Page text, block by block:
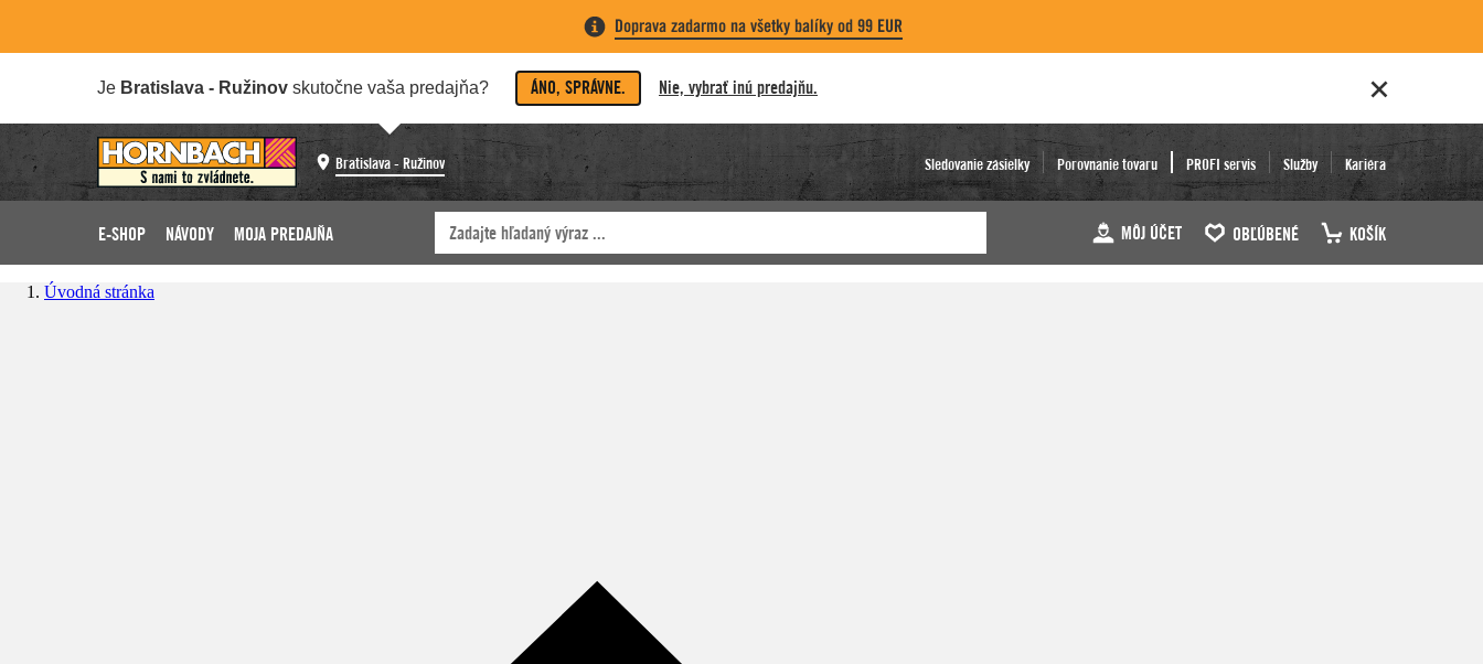
Doprava zadarmo na všetky balíky od 99 EUR
Je Bratislava - Ružinov skutočne vaša predajňa? ÁNO, SPRÁVNE. Nie, vybrať inú predajňu.
Bratislava - Ružinov Sledovanie zásielky Porovnanie tovaru PROFI servis Služby Kariéra
E-SHOP NÁVODY MOJA PREDAJŇA MÔJ ÚČET OBĽÚBENÉ KOŠÍK
Úvodná stránka